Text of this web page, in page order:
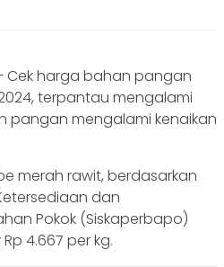
Cek harga bahan pangan
terpantau mengalami
pangan mengalami kenaikan
merah rawit, berdasarkan
dan
Pokok (Siskaperbapo)
4.667 per kg.